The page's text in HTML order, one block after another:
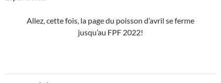
Allez, cette fois, la page du poisson d’avril se ferme
jusqu’au FPF 2022!